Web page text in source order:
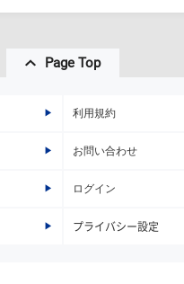
Page Top
利用規約
お問い合わせ
ログイン
プライバシー設定